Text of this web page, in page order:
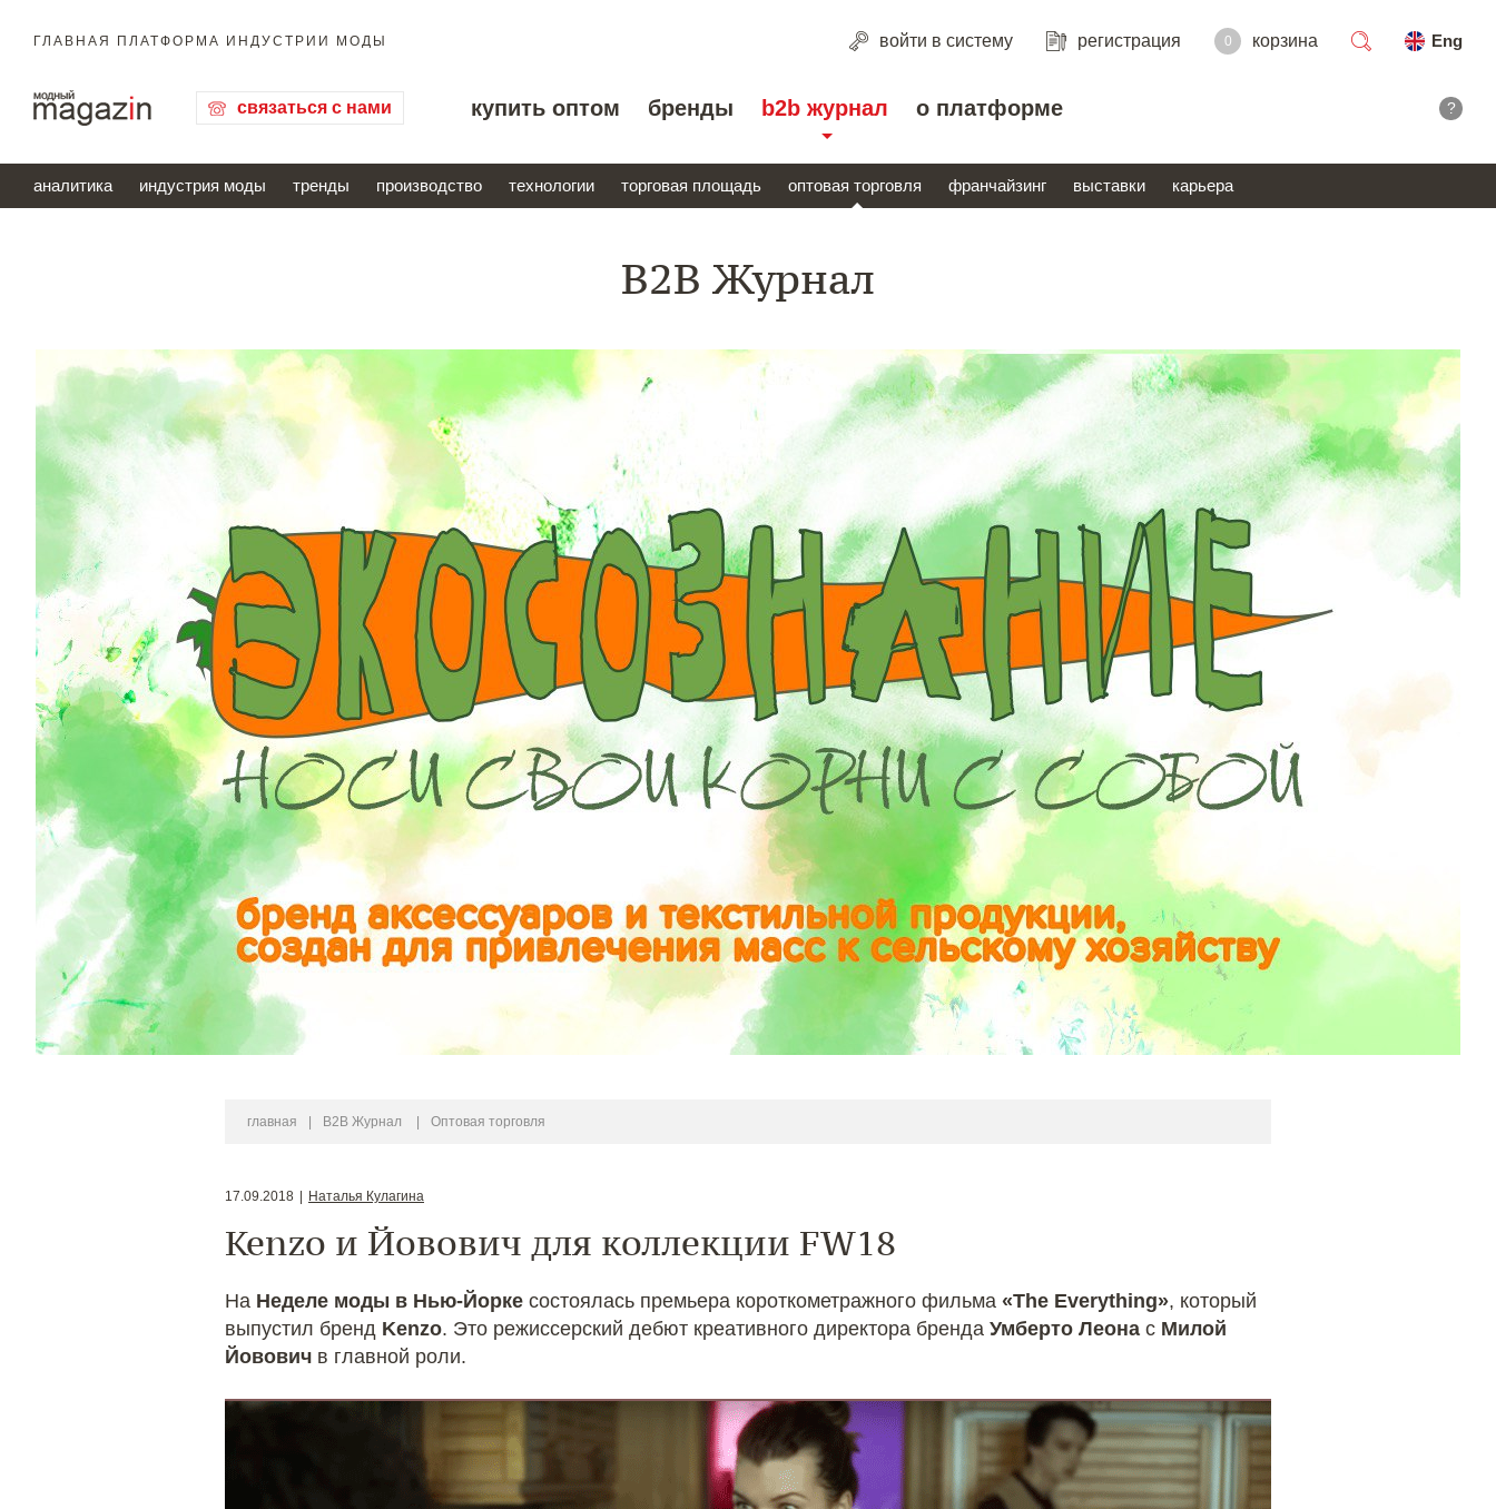
ГЛАВНАЯ ПЛАТФОРМА ИНДУСТРИИ МОДЫ войти в систему регистрация 0 корзина
Eng
связаться с нами купить оптом бренды b2b журнал о платформе ?
аналитика индустрия моды тренды производство технологии торговая площадь оптовая торговля франчайзинг выставки карьера
B2B Журнал
главная B2B Журнал Оптовая торговля
17.09.2018 Наталья Кулагина
Kenzo и Йовович для коллекции FW18
На Неделе моды в Нью-Йорке состоялась премьера короткометражного фильма «The Everything», который
выпустил бренд Kenzo. Это режиссерский дебют креативного директора бренда Умберто Леона с Милой
Йовович в главной роли.